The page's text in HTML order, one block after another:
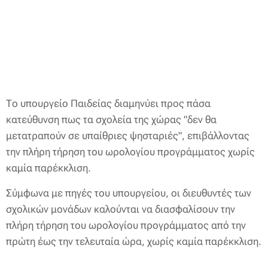
Το υπουργείο Παιδείας διαμηνύει προς πάσα
κατεύθυνση πως τα σχολεία της χώρας "δεν θα
μετατραπούν σε υπαίθριες ψησταριές", επιβάλλοντας
την πλήρη τήρηση του ωρολογίου προγράμματος χωρίς
καμία παρέκκλιση.
Σύμφωνα με πηγές του υπουργείου, οι διευθυντές των
σχολικών μονάδων καλούνται να διασφαλίσουν την
πλήρη τήρηση του ωρολογίου προγράμματος από την
πρώτη έως την τελευταία ώρα, χωρίς καμία παρέκκλιση.